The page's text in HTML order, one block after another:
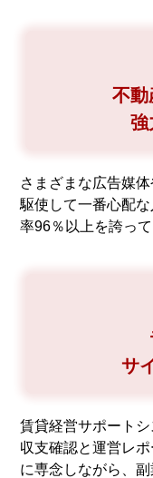
不動
強
さまざまな広告媒
駆使して一番心配
率96％以上を誇って
サ
賃貸経営サポート
収支確認と運営レ
に専念しながら、副